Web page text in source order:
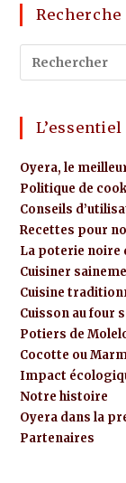
Recherche
L’essentiel
Oyera, le
Politique de
Conseils
Recettes pour
La poterie noire
Cuisiner
Cuisine
Cuisson au four
Potiers de
Cocotte ou
Impact
Notre histoire
Oyera dans la
Partenaires